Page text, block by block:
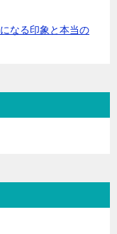
なる印象と本当の